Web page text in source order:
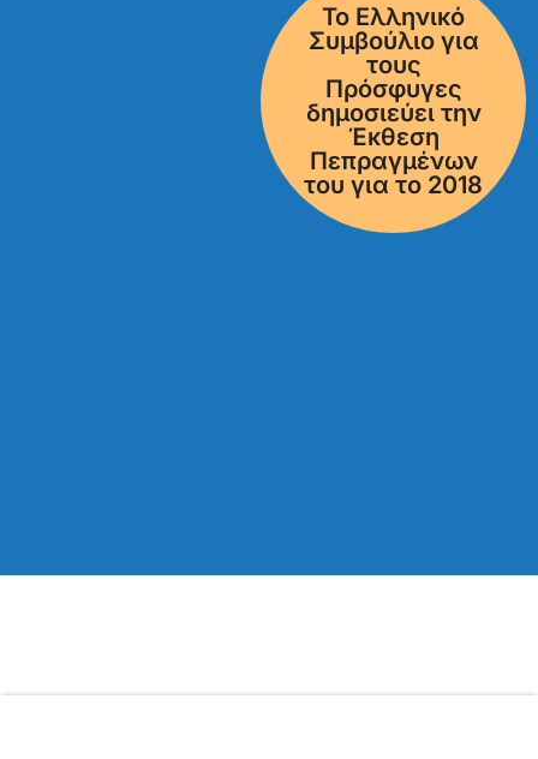
Το Ελληνικό
Συμβούλιο για
τους
Πρόσφυγες
δημοσιεύει την
Έκθεση
Πεπραγμένων
του για το 2018